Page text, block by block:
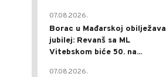
07.08.2026.
Borac u Mađarskoj obilježava
jubilej: Revanš sa ML
Vitebskom biće 50. na...
07.08.2026.